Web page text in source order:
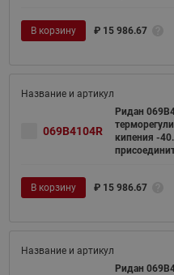
В корзину ₽ 15 986.67
069B4104R
Ридан
кипения -
В корзину ₽ 15 986.67
Ридан